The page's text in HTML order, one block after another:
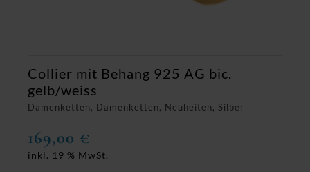
Damenketten, Damenketten, Neuheiten, Silber
Collier mit Behang 925 AG bic.
gelb/weiss
169,00 €
inkl. 19 % MwSt.